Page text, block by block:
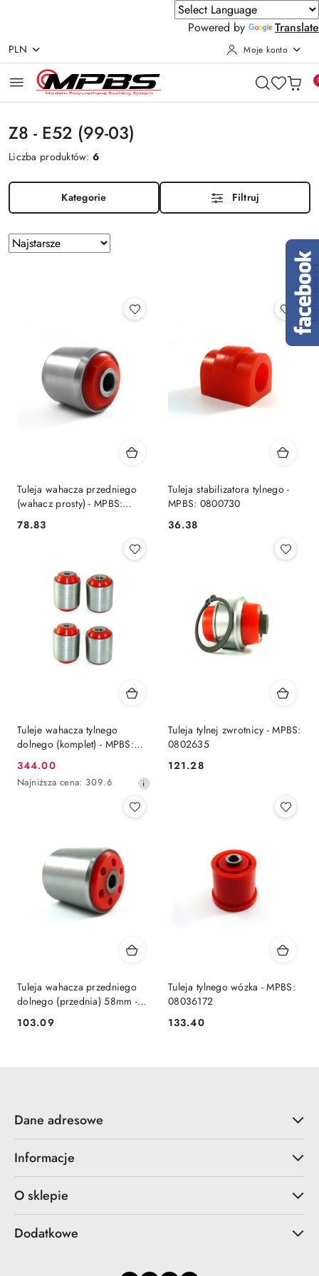
Powered by
Translate
Przejdź do treści głównej
Przejdź do wyszukiwarki
Przejdź do moje konto
Przejdź do menu głównego
Przejdź do stopki
PLN Moje konto
Z8 - E52 (99-03)
Liczba produktów:6
Kategorie Filtruj
Zastosowano
sortowanie:
Sortuj
według
Tuleja wahacza przedniego
(wahacz prosty) - MPBS:
0802509
Cena:
78.83
Tuleja stabilizatora tylnego -
MPBS: 0800730
Cena:
36.38
Tuleje wahacza tylnego
dolnego (komplet) - MPBS:
Cena
promocyjna:
344.00
Najniższa
Najniższa cena: 309.6
Tuleja tylnej zwrotnicy - MPBS:
0802635
Cena:
121.28
Tuleja wahacza przedniego
dolnego (przednia) 58mm -
MPBS: 0802504-M
Cena:
103.09
Tuleja tylnego wózka - MPBS:
08036172
Cena:
133.40
Dane adresowe
Informacje
O sklepie
Dodatkowe